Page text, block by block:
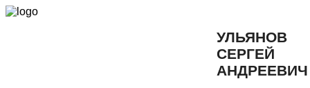
УЛЬЯНОВ
СЕРГЕЙ
АНДРЕЕВИЧ